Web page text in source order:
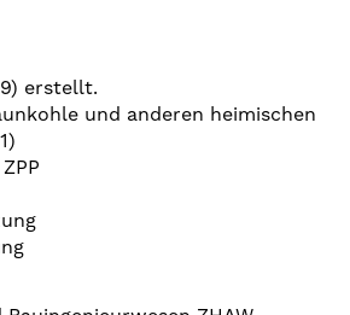
erstellt.
und anderen heimischen